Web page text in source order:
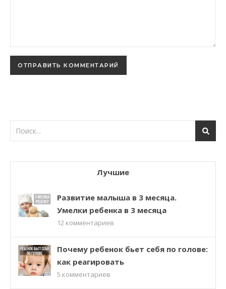
Лучшие
Развитие малыша в 3 месяца.
Умелки ребенка в 3 месяца
12 комментариев
Почему ребенок бьет себя по голове:
как реагировать
5 комментариев